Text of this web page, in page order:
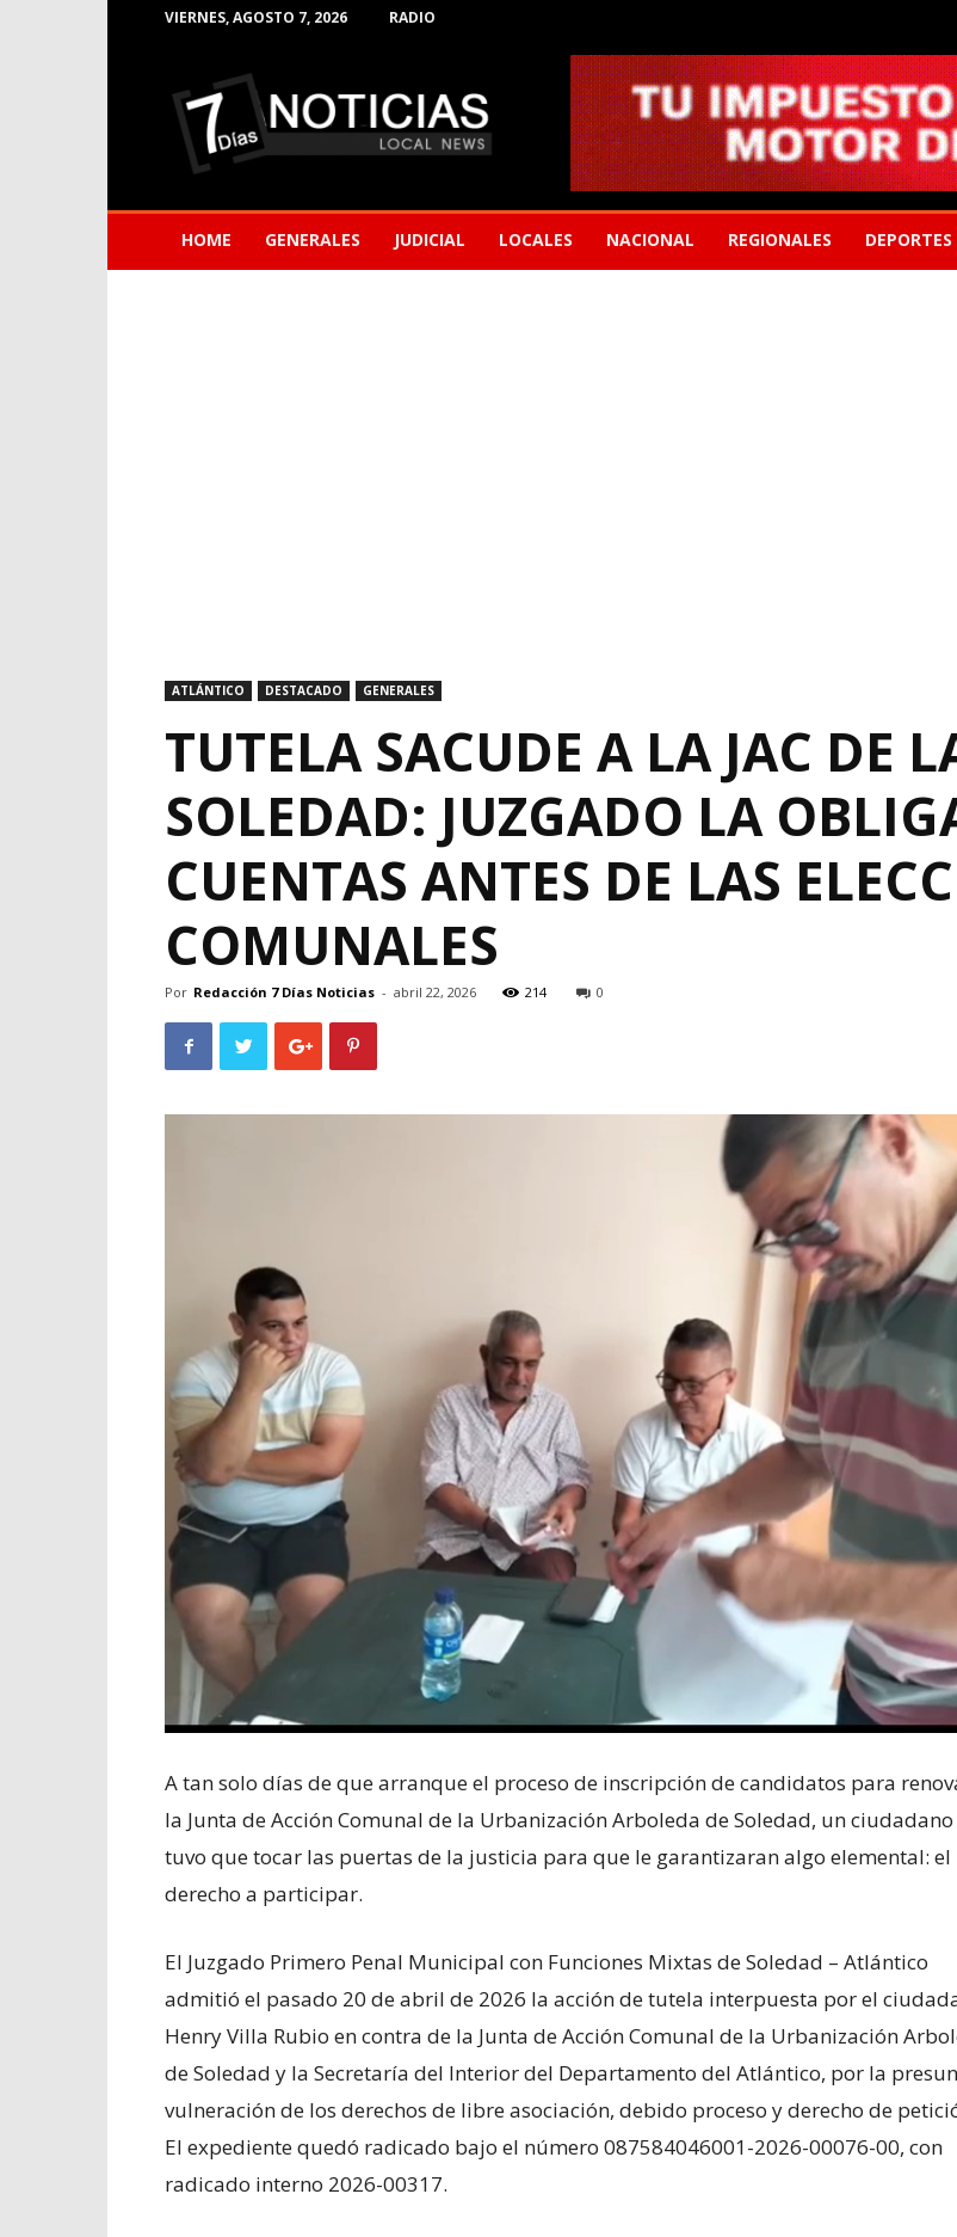
VIERNES, AGOSTO 7, 2026 RADIO
Noticias
de
Barranquilla
HOME GENERALES JUDICIAL LOCALES NACIONAL REGIONALES DEPORTES
ATLÁNTICO DESTACADO GENERALES
TUTELA SACUDE A LA JAC DE
SOLEDAD: JUZGADO LA
CUENTAS ANTES DE LAS
COMUNALES
Por Redacción 7 Días Noticias - abril 22, 2026 214 0
A tan solo días de que arranque el proceso de inscripción de candidatos para
la Junta de Acción Comunal de la Urbanización Arboleda de Soledad, un ciudadano
tuvo que tocar las puertas de la justicia para que le garantizaran algo elemental: el
derecho a participar.
El Juzgado Primero Penal Municipal con Funciones Mixtas de Soledad – Atlántico
admitió el pasado 20 de abril de 2026 la acción de tutela interpuesta por el
Henry Villa Rubio en contra de la Junta de Acción Comunal de la Urbanización
de Soledad y la Secretaría del Interior del Departamento del Atlántico, por la
vulneración de los derechos de libre asociación, debido proceso y derecho de
El expediente quedó radicado bajo el número 087584046001-2026-00076-00, con
radicado interno 2026-00317.